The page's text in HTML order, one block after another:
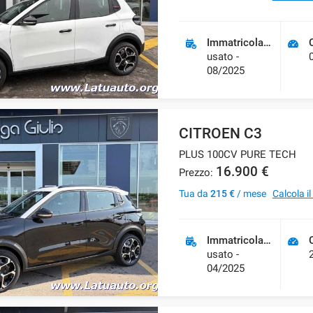
Immatricolazione
usato -
08/2025
CITROEN C3
PLUS 100CV PURE TECH
Prezzo: 16.900 €
Tua da 215 €/ mese Calcola
Immatricolazione
usato -
04/2025